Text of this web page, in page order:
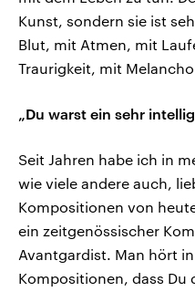
Kunst, sondern sie ist
Blut, mit Atmen, mit
Traurigkeit, mit
„Du warst ein sehr
Seit Jahren habe ich in
wie viele andere auch,
Kompositionen von
ein zeitgenössischer
Avantgardist. Man hört
Kompositionen, dass Du